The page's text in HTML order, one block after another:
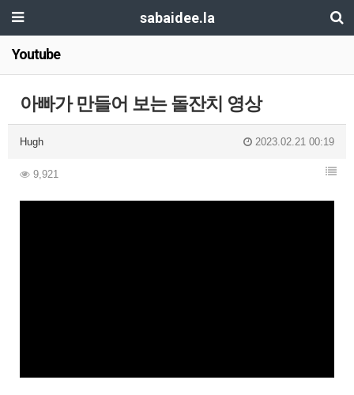
sabaidee.la
Youtube
아빠가 만들어 보는 돌잔치 영상
Hugh 2023.02.21 00:19
9,921